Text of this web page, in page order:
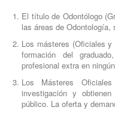
El título de Odontólogo
las áreas de Odontología,
Los másteres (Oficiales
formación del
profesional extra en
Los Másteres
investigación y
público. La oferta y